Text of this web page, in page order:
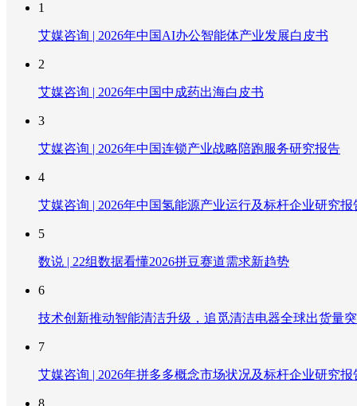
1
艾媒咨询 | 2026年中国AI办公智能体产业发展白皮书
2
艾媒咨询 | 2026年中国中成药出海白皮书
3
艾媒咨询 | 2026年中国连锁产业战略陪跑服务研究报告
4
艾媒咨询 | 2026年中国氢能源产业运行及标杆企业研究报
5
数说 | 22组数据看懂2026拼豆赛道需求新趋势
6
技术创新推动智能清洁升级，追觅清洁电器全球出货量
7
艾媒咨询 | 2026年拼多多概念市场状况及标杆企业研究报